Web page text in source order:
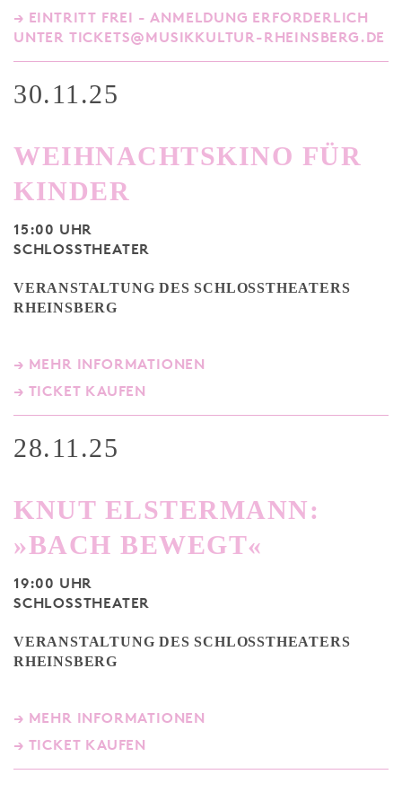
→ EINTRITT FREI - ANMELDUNG ERFORDERLICH
UNTER TICKETS@MUSIKKULTUR-RHEINSBERG.DE
30.11.25
WEIHNACHTSKINO FÜR
KINDER
15:00 UHR
SCHLOSSTHEATER
VERANSTALTUNG DES SCHLOSSTHEATERS
RHEINSBERG
→ MEHR INFORMATIONEN
→ TICKET KAUFEN
28.11.25
KNUT ELSTERMANN:
»BACH BEWEGT«
19:00 UHR
SCHLOSSTHEATER
VERANSTALTUNG DES SCHLOSSTHEATERS
RHEINSBERG
→ MEHR INFORMATIONEN
→ TICKET KAUFEN